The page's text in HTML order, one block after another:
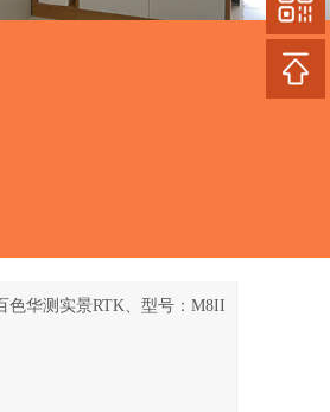
色华测实景RTK、型号：M8II